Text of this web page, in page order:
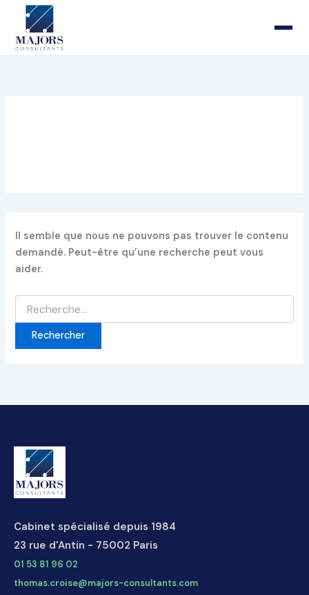
contenu
Il semble que nous ne pouvons pas trouver le contenu
demandé. Peut-être qu’une recherche peut vous
aider.
Rechercher :
Cabinet spécialisé depuis 1984
23 rue d'Antin - 75002 Paris
01 53 81 96 02
thomas.croise@majors-consultants.com